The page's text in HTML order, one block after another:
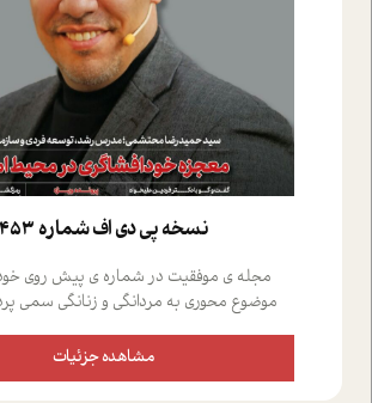
نسخه پي دي اف شماره 453
مجله ی موفقیت در شماره ی پیش روی خود
موضوع محوری به مردانگی و زنانگی سمی
علیخواه، جامعه شناس در بخش های مختلف
از دریچه های گوناگون به این موضوع مهم
مشاهده جزئیات